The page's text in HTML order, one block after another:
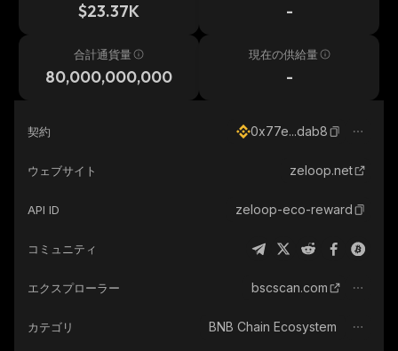
$23.37K -
合計通貨量
80,000,000,000
現在の供給量
-
契約 0x77e...dab8
ウェブサイト zeloop.net
API ID zeloop-eco-reward
コミュニティ
エクスプローラー bscscan.com
カテゴリ BNB Chain Ecosystem